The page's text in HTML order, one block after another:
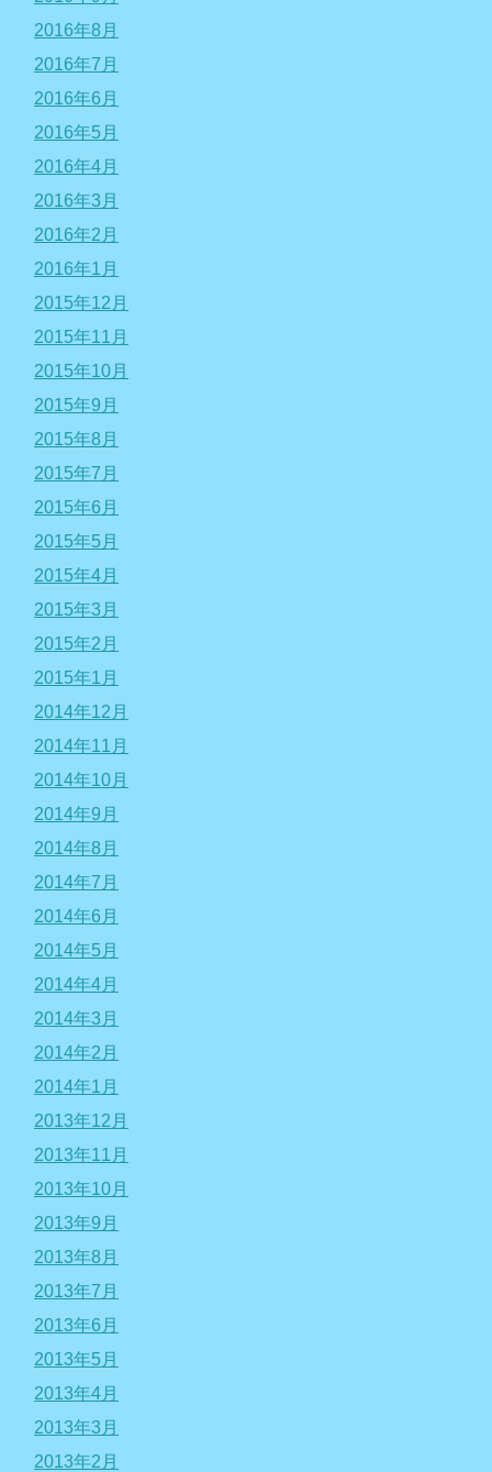
2016年8月
2016年7月
2016年6月
2016年5月
2016年4月
2016年3月
2016年2月
2016年1月
2015年12月
2015年11月
2015年10月
2015年9月
2015年8月
2015年7月
2015年6月
2015年5月
2015年4月
2015年3月
2015年2月
2015年1月
2014年12月
2014年11月
2014年10月
2014年9月
2014年8月
2014年7月
2014年6月
2014年5月
2014年4月
2014年3月
2014年2月
2014年1月
2013年12月
2013年11月
2013年10月
2013年9月
2013年8月
2013年7月
2013年6月
2013年5月
2013年4月
2013年3月
2013年2月